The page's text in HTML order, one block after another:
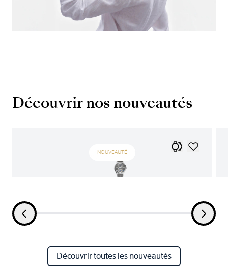
Découvrir nos nouveautés
NOUVEAUTÉ
Découvrir toutes les nouveautés